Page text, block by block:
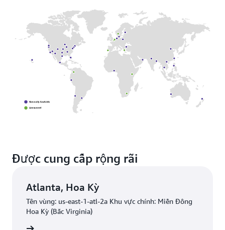
Được cung cấp rộng rãi
Atlanta, Hoa Kỳ
Tên vùng: us-east-1-atl-2a Khu vực chính: Miền Đông
Hoa Kỳ (Bắc Virginia)